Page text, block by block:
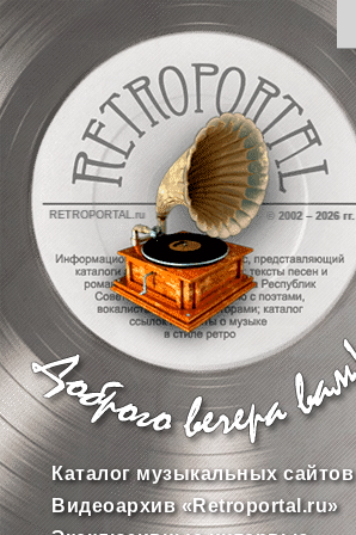
RETROPORTAL.ru © 2002 – 2026 гг.
Каталог музыкальных сайтов
Видеоархив «Retroportal.ru»